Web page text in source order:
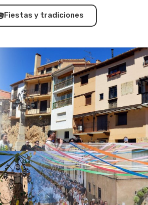
Fiestas y tradiciones